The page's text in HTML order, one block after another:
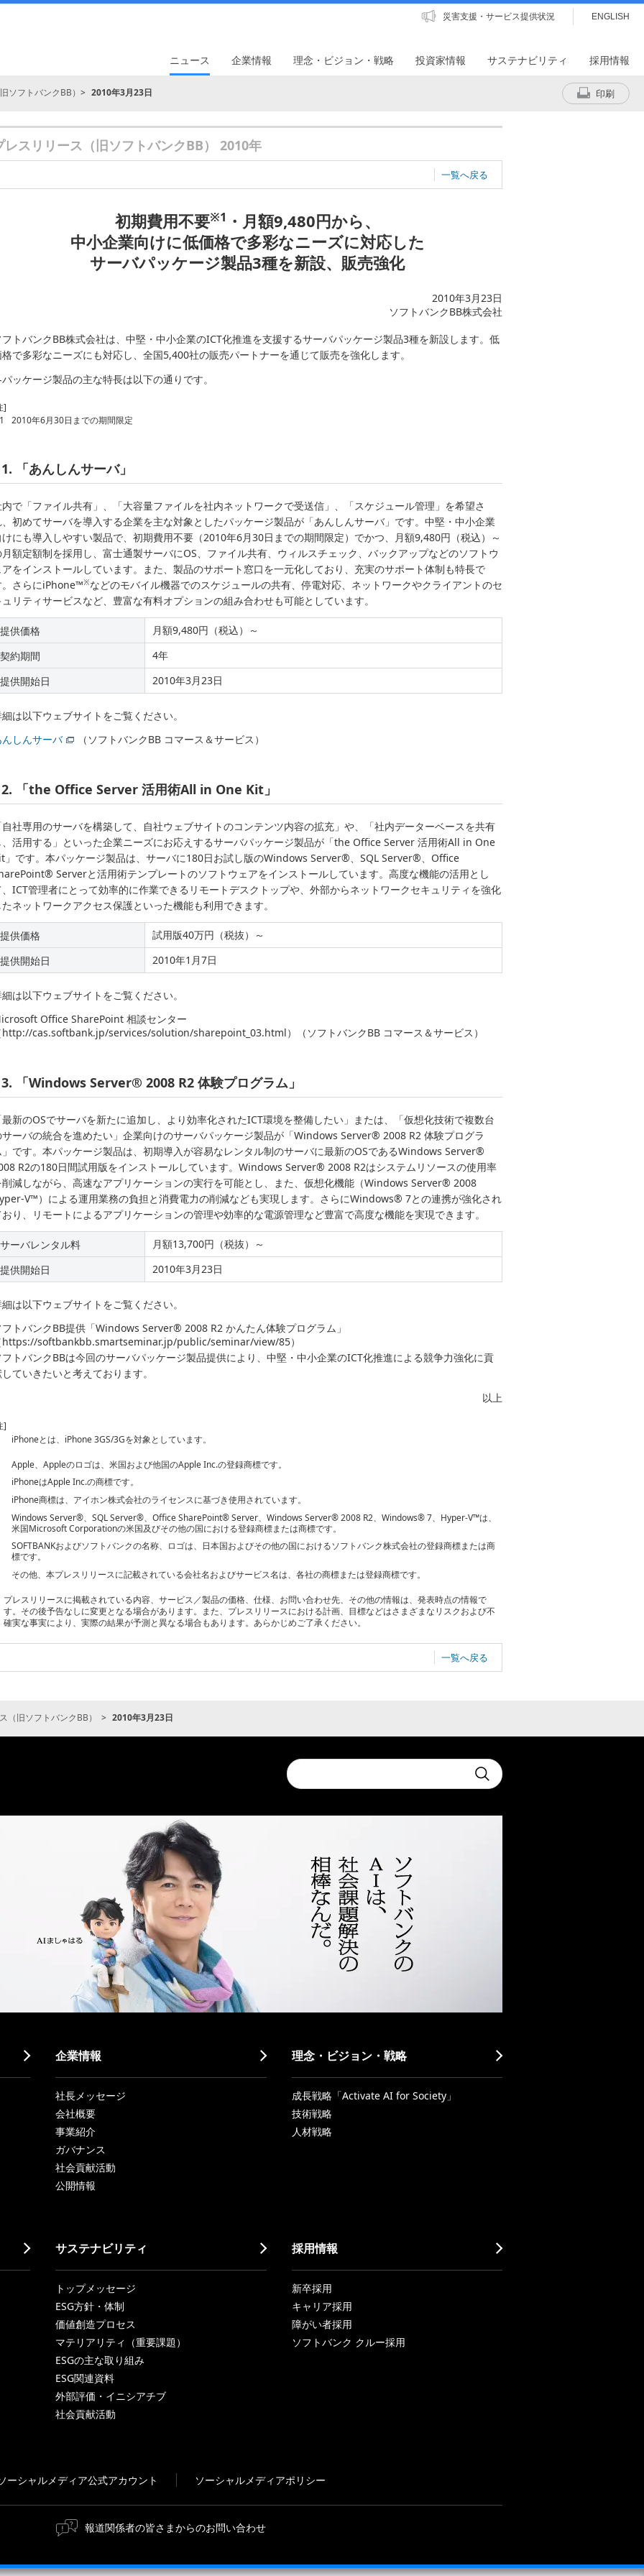
災害支援・サービス提供状況 ENGLISH
ニュース 企業情報 理念・ビジョン・戦略 投資家情報 サステナビリティ 採用情報
ソフトバンクBB） 2010年3月23日 印刷
レスリリース（旧ソフトバンクBB） 2010年
一覧へ戻る
初期費用不要※1 ・月額9,480円から、
中小企業向けに低価格で多彩なニーズに対応した
サーバパッケージ製品3種を新設、販売強化
2010年3月23日
ソフトバンクBB株式会社
トバンクBB株式会社は、中堅・中小企業のICT化推進を支援するサーバパッケージ製品3種を新設します。低
で多彩なニーズにも対応し、全国5,400社の販売パートナーを通じて販売を強化します。
ッケージ製品の主な特長は以下の通りです。
]
2010年6月30日までの期間限定
1. 「あんしんサーバ」
で「ファイル共有」、「大容量ファイルを社内ネットワークで受送信」、「スケジュール管理」を希望さ
初めてサーバを導入する企業を主な対象としたパッケージ製品が「あんしんサーバ」です。中堅・中小企業
にも導入しやすい製品で、初期費用不要（2010年6月30日までの期間限定）でかつ、月額9,480円（税込）～
額定額制を採用し、富士通製サーバにOS、ファイル共有、ウィルスチェック、バックアップなどのソフトウ
をインストールしています。また、製品のサポート窓口を一元化しており、充実のサポート体制も特長で
。さらにiPhone™※などのモバイル機器でのスケジュールの共有、停電対応、ネットワークやクライアントのセ
リティサービスなど、豊富な有料オプションの組み合わせも可能としています。
提供価格
月額9,480円（税込）～
契約期間
4年
提供開始日
2010年3月23日
は以下ウェブサイトをご覧ください。
しんサーバ
（ソフトバンクBB コマース＆サービス）
2. 「the Office Server 活用術All in One Kit」
社専用のサーバを構築して、自社ウェブサイトのコンテンツ内容の拡充」や、「社内データーベースを共有
、活用する」といった企業ニーズにお応えするサーバパッケージ製品が「the Office Server 活用術All in One
」です。本パッケージ製品は、サーバに180日お試し版のWindows Server®、SQL Server®、Office
Serverと活用術テンプレートのソフトウェアをインストールしています。高度な機能の活用とし
ICT管理者にとって効率的に作業できるリモートデスクトップや、外部からネットワークセキュリティを強化
ネットワークアクセス保護といった機能も利用できます。
提供価格
試用版40万円（税抜）～
提供開始日
2010年1月7日
は以下ウェブサイトをご覧ください。
Office SharePoint 相談センター
http://cas.softbank.jp/services/solution/sharepoint_03.html）（ソフトバンクBB コマース＆サービス）
3. 「Windows Server® 2008 R2 体験プログラム」
新のOSでサーバを新たに追加し、より効率化されたICT環境を整備したい」または、「仮想化技術で複数台
サーバの統合を進めたい」企業向けのサーバパッケージ製品が「Windows Server® 2008 R2 体験プログラ
」です。本パッケージ製品は、初期導入が容易なレンタル制のサーバに最新のOSであるWindows Server®
R2の180日間試用版をインストールしています。Windows Server® 2008 R2はシステムリソースの使用率
削減しながら、高速なアプリケーションの実行を可能とし、また、仮想化機能（Windows Server® 2008
V™）による運用業務の負担と消費電力の削減なども実現します。さらにWindows® 7との連携が強化され
り、リモートによるアプリケーションの管理や効率的な電源管理など豊富で高度な機能を実現できます。
サーバレンタル料
月額13,700円（税抜）～
提供開始日
2010年3月23日
は以下ウェブサイトをご覧ください。
トバンクBB提供「Windows Server® 2008 R2 かんたん体験プログラム」
https://softbankbb.smartseminar.jp/public/seminar/view/85）
トバンクBBは今回のサーバパッケージ製品提供により、中堅・中小企業のICT化推進による競争力強化に貢
ていきたいと考えております。
以上
]
iPhoneとは、iPhone 3GS/3Gを対象としています。
Apple、Appleのロゴは、米国および他国のApple Inc.の登録商標です。
iPhoneはApple Inc.の商標です。
iPhone商標は、アイホン株式会社のライセンスに基づき使用されています。
Windows Server®、SQL Server®、Office SharePoint® Server、Windows Server® 2008 R2、Windows® 7、Hyper-V™は、
米国Microsoft Corporationの米国及びその他の国における登録商標または商標です。
SOFTBANKおよびソフトバンクの名称、ロゴは、日本国およびその他の国におけるソフトバンク株式会社の登録商標または商
標です。
その他、本プレスリリースに記載されている会社名およびサービス名は、各社の商標または登録商標です。
プレスリリースに掲載されている内容、サービス／製品の価格、仕様、お問い合わせ先、その他の情報は、発表時点の情報で
す。その後予告なしに変更となる場合があります。また、プレスリリースにおける計画、目標などはさまざまなリスクおよび不
確実な事実により、実際の結果が予測と異なる場合もあります。あらかじめご了承ください。
一覧へ戻る
（旧ソフトバンクBB） 2010年3月23日
Conduct
a
search
Submit
企業情報
社長メッセージ
会社概要
事業紹介
ガバナンス
社会貢献活動
公開情報
理念・ビジョン・戦略
成長戦略「Activate AI for Society」
技術戦略
人材戦略
サステナビリティ
トップメッセージ
ESG方針・体制
価値創造プロセス
マテリアリティ（重要課題）
ESGの主な取り組み
ESG関連資料
外部評価・イニシアチブ
社会貢献活動
採用情報
新卒採用
キャリア採用
障がい者採用
ソフトバンク クルー採用
ーシャルメディア公式アカウント ソーシャルメディアポリシー
報道関係者の皆さまからのお問い合わせ